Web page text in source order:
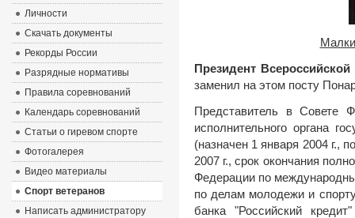
Президент
заменил на этом посту
Представитель в Совете
исполнительного органа
(назначен 1 января 2004 г.,
2007 г., срок окончания
Федерации по
по делам молодежи и
банка "Российский
Личности
Скачать документы
Рекорды России
Разрядные нормативы
Правила соревнований
Календарь соревнований
Статьи о гиревом спорте
Фотогалерея
Видео материалы
Спорт ветеранов
Написать администратору